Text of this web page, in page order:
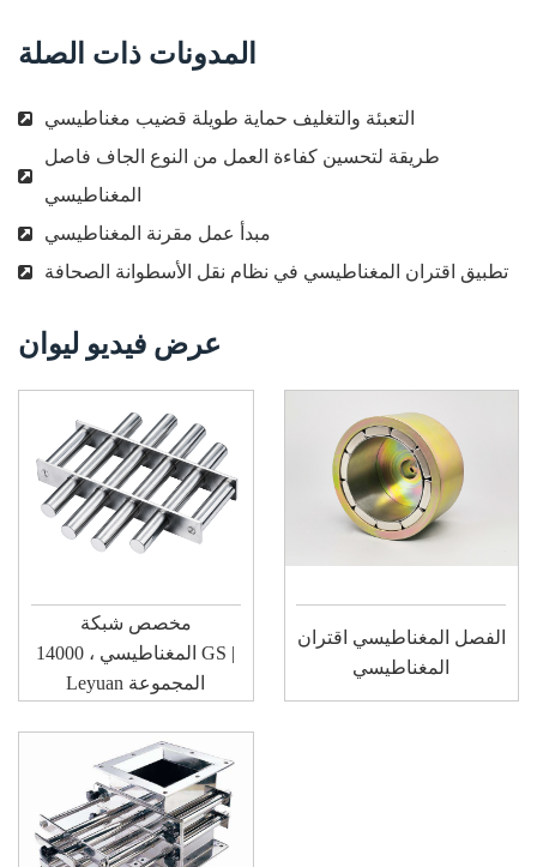
المدونات ذات الصلة
التعبئة والتغليف حماية طويلة قضيب مغناطيسي
طريقة لتحسين كفاءة العمل من النوع الجاف فاصل
المغناطيسي
مبدأ عمل مقرنة المغناطيسي
تطبيق اقتران المغناطيسي في نظام نقل الأسطوانة الصحافة
عرض فيديو ليوان
مخصص شبكة
المغناطيسي ، 14000 GS |
Leyuan المجموعة
الفصل المغناطيسي اقتران
المغناطيسي